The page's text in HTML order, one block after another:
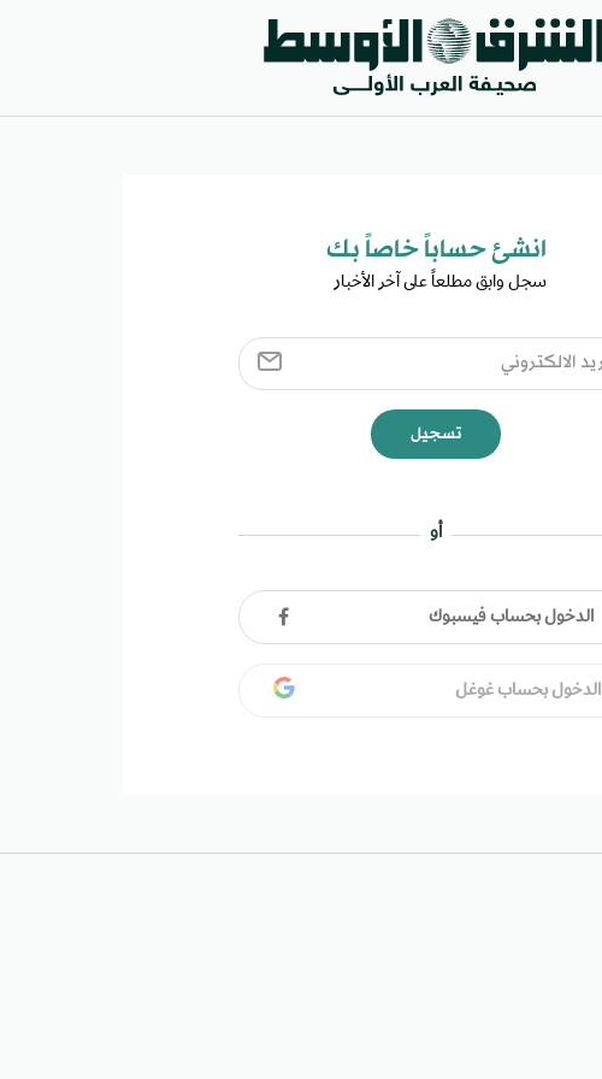
انشئ حساباً خاصاً بك​
سجل وابق مطلعاً على آخر الأخبار ​
تسجيل
أو
الدخول بحساب فيسبوك
الدخول بحساب غوغل